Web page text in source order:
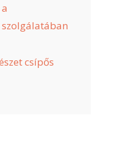
csípős